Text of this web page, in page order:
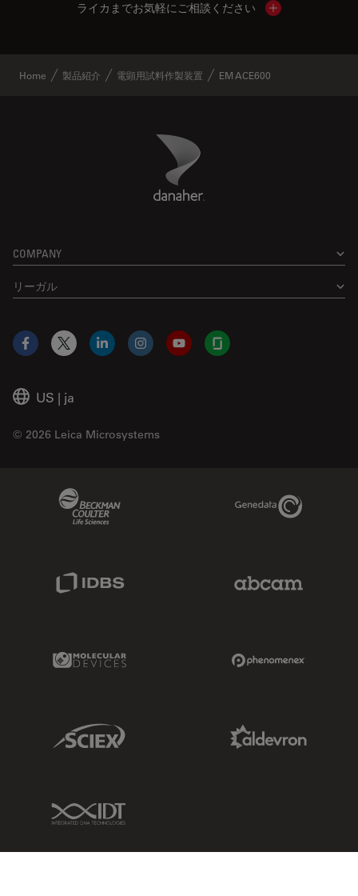
ライカまでお気軽にご相談ください Show local
Home 製品紹介 電顕用試料作製装置 EM ACE600
Danaher Logo
COMPANY
リーガル
US | ja
© 2026 Leica Microsystems
Facebook
X LinkedInInstagramYouTubeGlassdoor
Genedata Link
Molecular Devices Link
Sciex Link
IDT Link